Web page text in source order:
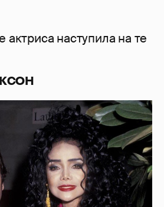
актриса наступила на те